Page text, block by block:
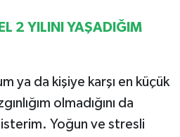
2 YILINI YAŞADIĞIM
ya da kişiye karşı en küçük
olmadığını da
Yoğun ve stresli